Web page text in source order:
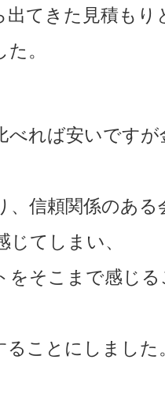
出てきた見積もり
。
べれば安いです
、信頼関係のある
じてしまい、
をそこまで感じ
ることにしました